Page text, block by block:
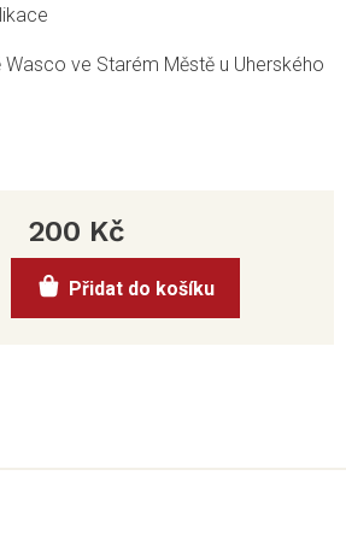
ve Starém Městě u Uherského
200 Kč
cena:
Přidat do košíku